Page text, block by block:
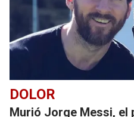
DOLOR
Murió Jorge Messi, el